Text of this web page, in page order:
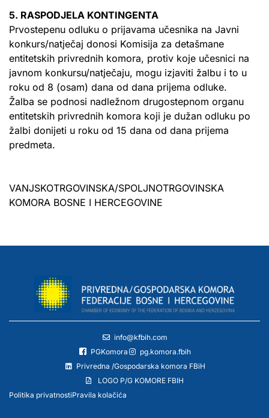
5. RASPODJELA KONTINGENTA
Prvostepenu odluku o prijavama učesnika na Javni
konkurs/natječaj donosi Komisija za detašmane
entitetskih privrednih komora, protiv koje učesnici na
javnom konkursu/natječaju, mogu izjaviti žalbu i to u
roku od 8 (osam) dana od dana prijema odluke.
Žalba se podnosi nadležnom drugostepnom organu
entitetskih privrednih komora koji je dužan odluku po
žalbi donijeti u roku od 15 dana od dana prijema
predmeta.
VANJSKOTRGOVINSKA/SPOLJNOTRGOVINSKA
KOMORA BOSNE I HERCEGOVINE
info@kfbih.com
PGKomora
pg.komora.fbih
Privredna /Gospodarska komora FBiH
LOGO P/G KOMORE FBIH
Politika privatnostiPravila kolačića